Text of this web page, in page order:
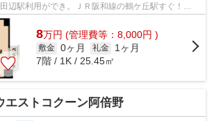
8万円 (管理費等：8,000円 )
敷金 0ヶ月 礼金
1ヶ月
7階 / 1K / 25.45㎡
エストコクーン阿倍野